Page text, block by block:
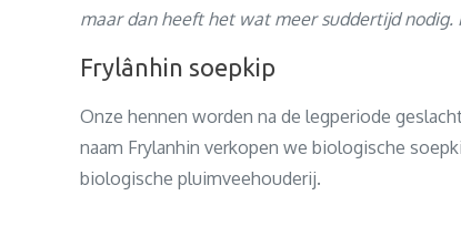
maar dan heeft het wat meer suddertijd nodig.
Frylânhin soepkip
Onze hennen worden na de legperiode
naam Frylanhin verkopen we biologische
biologische pluimveehouderij.